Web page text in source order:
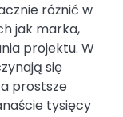
różnić w
jak marka,
projektu. W
się
prostsze
tysięcy